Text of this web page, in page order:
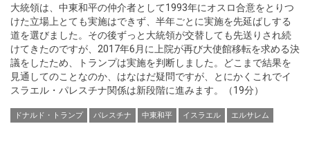
大統領は、中東和平の仲介者として1993年にオスロ合意をとりつ
けた立場上とても実施はできず、半年ごとに実施を先延ばしする
道を選びました。その後ずっと大統領が交替しても先送りされ続
けてきたのですが、2017年6月に上院が再び大使館移転を求める決
議をしたため、トランプは実施を判断しました。どこまで結果を
見通してのことなのか、はなはだ疑問ですが、とにかくこれでイ
スラエル・パレスチナ関係は新段階に進みます。（19分）
ドナルド・トランプ パレスチナ 中東和平 イスラエル エルサレム